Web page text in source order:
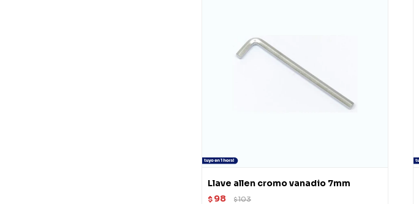
Llave allen cromo vanadio 7mm
$ 98 $103